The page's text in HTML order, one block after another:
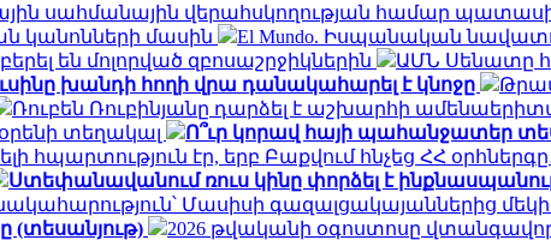
սահմանային վերահսկողության համար
կանոնների մասին
El Mundo. Իսպանական
են մոլորված զբոսաշրջիկներին
ԱՄՆ Սենատը
խանդի հողի վրա դանակահարել է կնոջը
Ռուբեն Ռուբինյանը դարձել է աշխարհի
տեղակալ
Ո՞ւր կորավ հայի պահանջատեր
հպարտություն էր, երբ Բաքվում հնչեց ՀՀ
Ստեփանավանում ռուս կինը փորձել է
Մասիսի գազալցակայաններից մեկի
(տեսանյութ)
2026 թվականի օգոստոսը